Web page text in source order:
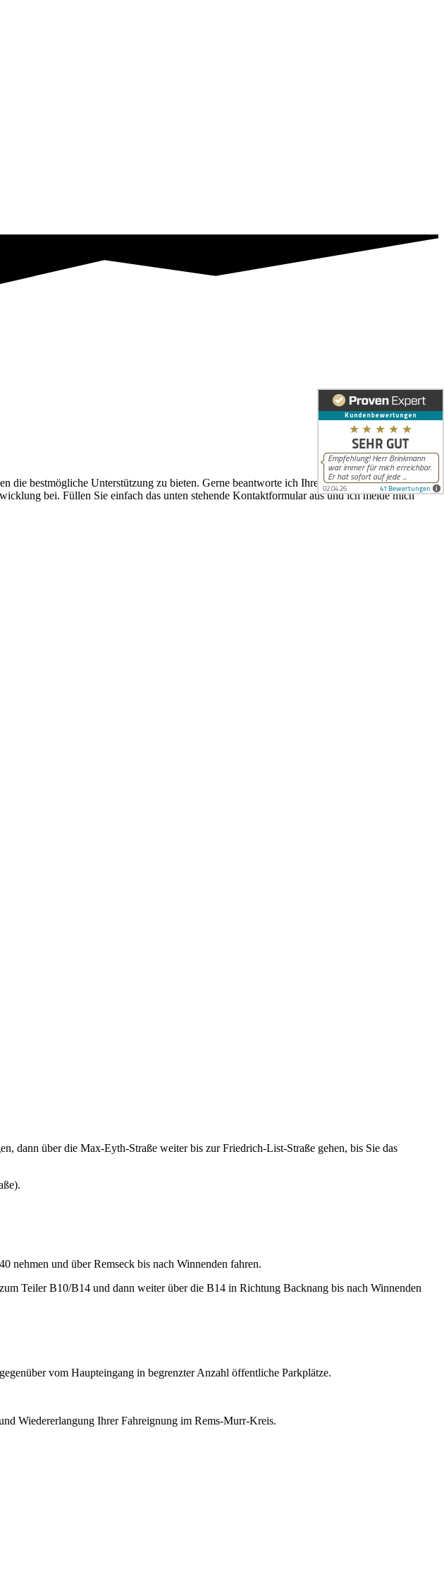
die bestmögliche Unterstützung zu bieten. Gerne beantworte ich Ihre Fragen, höre mir Ihre
bei. Füllen Sie einfach das unten stehende Kontaktformular aus und ich melde mich
dann über die Max-Eyth-Straße weiter bis zur Friedrich-List-Straße gehen, bis Sie das
und über Remseck bis nach Winnenden fahren.
Teiler B10/B14 und dann weiter über die B14 in Richtung Backnang bis nach Winnenden
vom Haupteingang in begrenzter Anzahl öffentliche Parkplätze.
Wiedererlangung Ihrer Fahreignung im Rems-Murr-Kreis.